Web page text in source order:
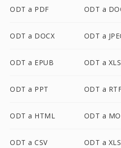
ODT a PDF ODT a
ODT a DOCX ODT a
ODT a EPUB ODT a XLS
ODT a PPT ODT a
ODT a HTML ODT a
ODT a CSV ODT a